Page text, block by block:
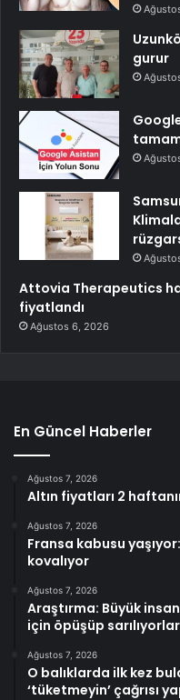
gurur
Attovia Therapeutics
fiyatlandı
Ağustos 6, 2026
En Güncel Haberler
Ağustos 7, 2026
Altın fiyatları 2
Ağustos 7, 2026
Fransa kabusu
kovalıyor
Ağustos 7, 2026
Araştırma: Büyük
için öpüşüp sarılıyorlar
Ağustos 7, 2026
O balıklarda ilk kez
‘tüketmeyin’ çağrısı